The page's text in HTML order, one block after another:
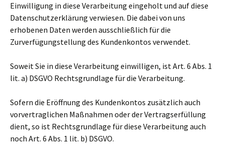
Einwilligung in diese Verarbeitung eingeholt und auf diese
Datenschutzerklärung verwiesen. Die dabei von uns
erhobenen Daten werden ausschließlich für die
Zurverfügungstellung des Kundenkontos verwendet.
Soweit Sie in diese Verarbeitung einwilligen, ist Art. 6 Abs. 1
lit. a) DSGVO Rechtsgrundlage für die Verarbeitung.
Sofern die Eröffnung des Kundenkontos zusätzlich auch
vorvertraglichen Maßnahmen oder der Vertragserfüllung
dient, so ist Rechtsgrundlage für diese Verarbeitung auch
noch Art. 6 Abs. 1 lit. b) DSGVO.